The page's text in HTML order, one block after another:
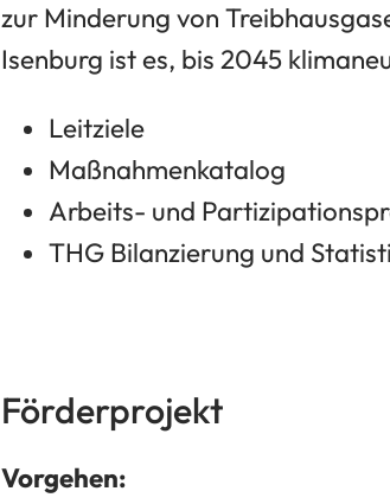
zur Minderung von
Isenburg ist es, bis 2045
Leitziele
Maßnahmenkatalog
Arbeits- und
THG Bilanzierung und
Förderprojekt
Vorgehen: